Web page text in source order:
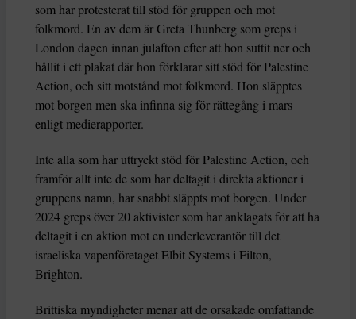
som har protesterat till stöd för gruppen och mot
folkmord. En av dem är Greta Thunberg som greps i
London dagen innan julafton efter att hon suttit ner och
hållit i ett plakat där hon förklarar sitt stöd för Palestine
Action, och sitt motstånd mot folkmord. Hon släpptes
mot borgen men ska infinna sig för rättegång i mars
enligt medierapporter.
Inte alla som har uttryckt stöd för Palestine Action, och
framför allt inte de som har deltagit i direkta aktioner i
gruppens namn, har snabbt släppts mot borgen. Under
2024 greps över 20 aktivister som har anklagats för att ha
deltagit i en aktion mot en underleverantör till det
israeliska vapenföretaget Elbit Systems i Filton,
Brighton.
Brittiska myndigheter menar att de orsakade omfattande